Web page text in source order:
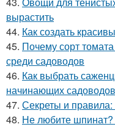
вырастить
44. Как создать
45. Почему сорт
среди садоводов
46. Как выбрать
начинающих садоводов
47. Секреты и правила:
48. Не любите шпинат?